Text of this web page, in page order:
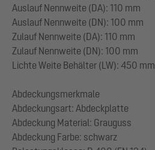
Auslauf Nennweite (DA): 110 mm
Auslauf Nennweite (DN): 100 mm
Zulauf Nennweite (DA): 110 mm
Zulauf Nennweite (DN): 100 mm
Lichte Weite Behälter (LW): 450 mm
Abdeckungsmerkmale
Abdeckungsart: Abdeckplatte
Abdeckung Material: Grauguss
Abdeckung Farbe: schwarz